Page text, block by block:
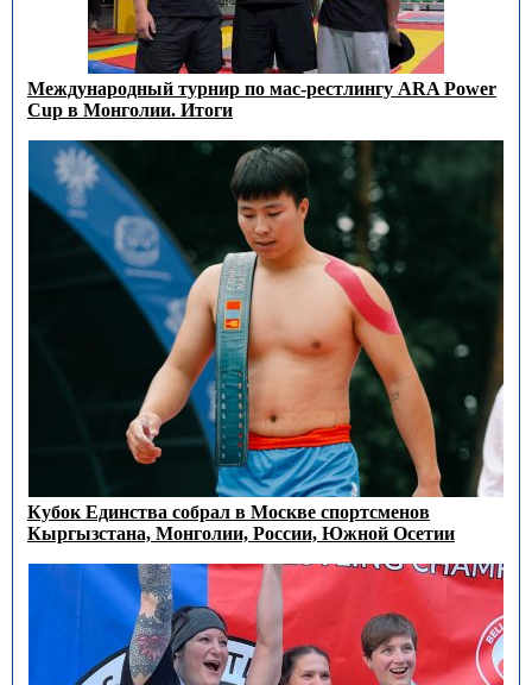
Международный турнир по мас-рестлингу ARA Power
Cup в Монголии. Итоги
Кубок Единства собрал в Москве спортсменов
Кыргызстана, Монголии, России, Южной Осетии